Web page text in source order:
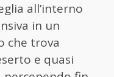
all’interno
in un
che trova
e quasi